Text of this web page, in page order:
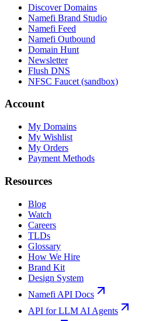
Discover Domains
Namefi Brand Studio
Namefi Feed
Namefi Outbound
Domain Hunt
Newsletter
Flush DNS
NFSC Faucet (sandbox)
Account
My Domains
My Wishlist
My Orders
Payment Methods
Resources
Blog
Watch
Careers
TLDs
Glossary
How We Hire
Brand Kit
Design System
Namefi API Docs
API for LLM AI Agents